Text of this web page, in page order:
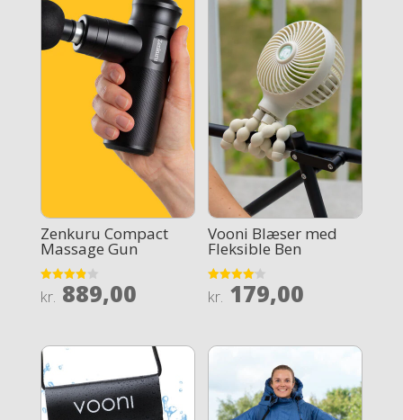
Zenkuru Compact
Massage Gun
Rated
3.9
kr. 889,00
Vooni Blæser med
Fleksible Ben
Rated
4.1
kr. 179,00